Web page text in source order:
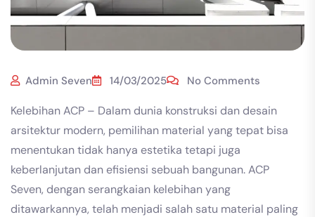
Admin Seven 14/03/2025 No Comments
Kelebihan ACP – Dalam dunia konstruksi dan desain
arsitektur modern, pemilihan material yang tepat bisa
menentukan tidak hanya estetika tetapi juga
keberlanjutan dan efisiensi sebuah bangunan. ACP
Seven, dengan serangkaian kelebihan yang
ditawarkannya, telah menjadi salah satu material paling